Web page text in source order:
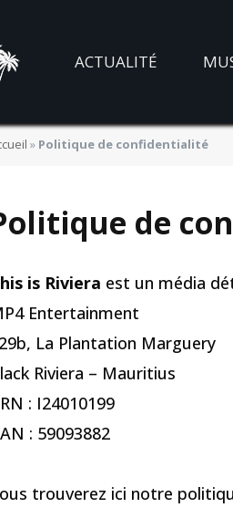
ACTUALITÉ
» Politique de confidentialité
de
is Riviera est un média
Entertainment
La Plantation Marguery
Riviera – Mauritius
: I24010199
: 59093882
trouverez ici notre